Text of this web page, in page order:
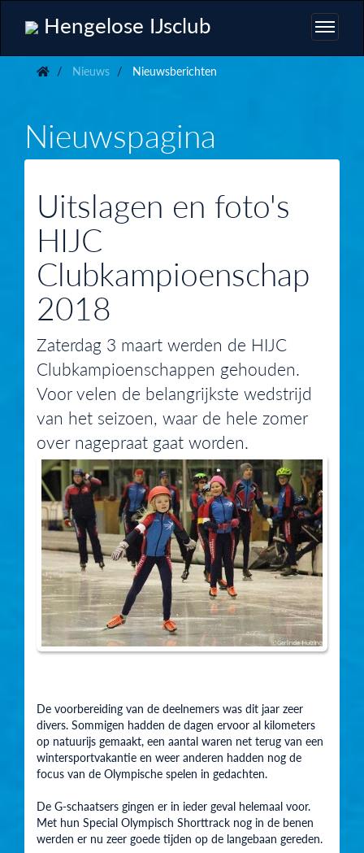
Hengelose IJsclub
Nieuws Nieuwsberichten
Nieuwspagina
Uitslagen en foto's
HIJC
Clubkampioenschap
2018
Zaterdag 3 maart werden de HIJC
Clubkampioenschappen gehouden.
Voor velen de belangrijkste wedstrijd
van het seizoen, waar de hele zomer
over nagepraat gaat worden.
De voorbereiding van de deelnemers was dit jaar zeer
divers. Sommigen hadden de dagen ervoor al kilometers
op natuurijs gemaakt, een aantal waren net terug van een
wintersportvakantie en weer anderen hadden nog de
focus van de Olympische spelen in gedachten.
De G-schaatsers gingen er in ieder geval helemaal voor.
Met hun Special Olympisch Shorttrack nog in de benen
werden er nu zeer goede tijden op de langebaan gereden.